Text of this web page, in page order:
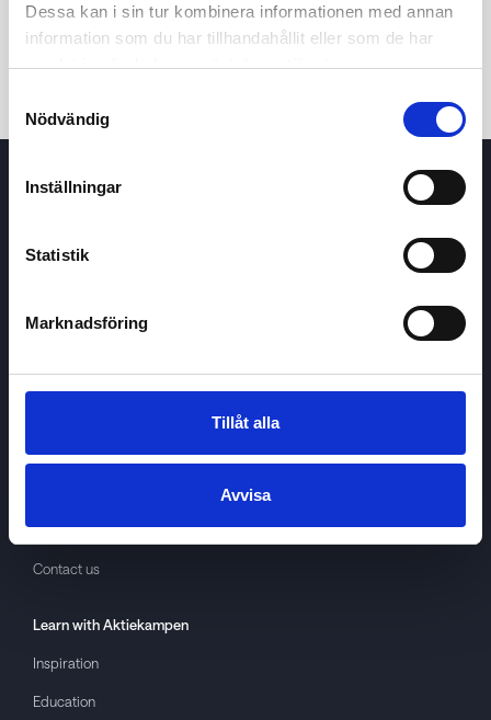
Dessa kan i sin tur kombinera informationen med annan
information som du har tillhandahållit eller som de har
samlat in när du har använt deras tjänster.
Nödvändig
Inställningar
Statistik
Marknadsföring
Tillåt alla
Avvisa
Trade
AboutAktiekampen
About cookies
GDPR
Contact us
Learn with Aktiekampen
Inspiration
Education